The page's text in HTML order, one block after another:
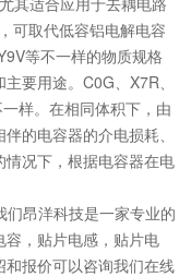
可取代低容铝电解电容
等不一样的物质规格
要用途。C0G、X7R、
样。在相同体积下，由
的电容器的介电损耗、
况下，根据电容器在电
们昂洋科技是一家专业的
，贴片电感，贴片电
报价可以咨询我们在线